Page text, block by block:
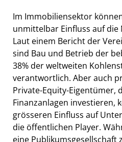
Im Immobiliensektor
unmittelbar Einfluss auf die
Laut einem Bericht der
sind Bau und Betrieb der
38% der weltweiten
verantwortlich. Aber auch
Private-Equity-Eigentümer,
Finanzanlagen investieren,
grösseren Einfluss auf
die öffentlichen Player.
eine Publikumsgesellschaft